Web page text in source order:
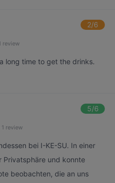
2/6
review
long time to get the drinks.
5/6
1 review
bei I-KE-SU. In einer
Privatsphäre und konnte
beobachten, die an uns